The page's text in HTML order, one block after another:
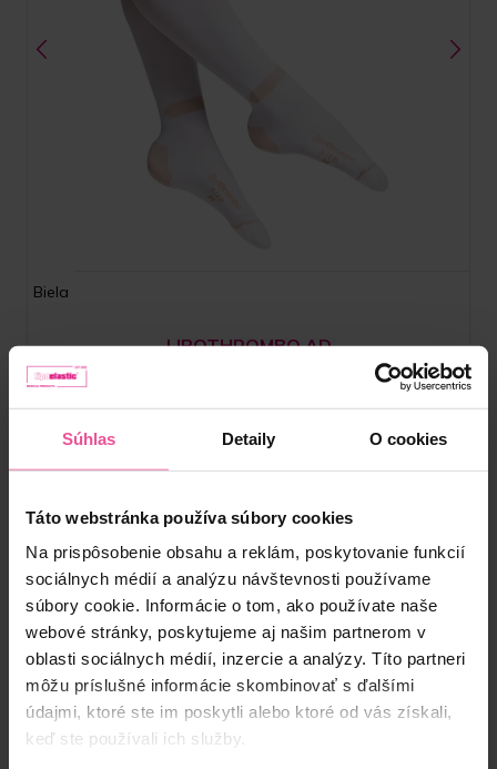
Súhlas Detaily O cookies
Táto webstránka používa súbory cookies
Na prispôsobenie obsahu a reklám, poskytovanie funkcií
sociálnych médií a analýzu návštevnosti používame
súbory cookie. Informácie o tom, ako používate naše
webové stránky, poskytujeme aj našim partnerom v
oblasti sociálnych médií, inzercie a analýzy. Títo partneri
môžu príslušné informácie skombinovať s ďalšími
údajmi, ktoré ste im poskytli alebo ktoré od vás získali,
keď ste používali ich služby.
Biela
LIPOTHROMBO AD
Skladom